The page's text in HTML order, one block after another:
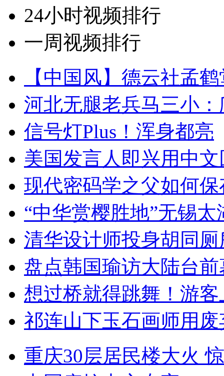
24小时视频排行
一周视频排行
【中国风】德云社孟
河北无腿老兵马三小
信号灯Plus！浑身都亮
美国发言人即兴用中
现代密码学之父如何
“中华赏樱胜地”无锡
清华设计师投身胡同
盘点韩国瑜访大陆台
想过桥就得跳舞！游客
祁连山下玉石画师用
重庆30层居民楼大火